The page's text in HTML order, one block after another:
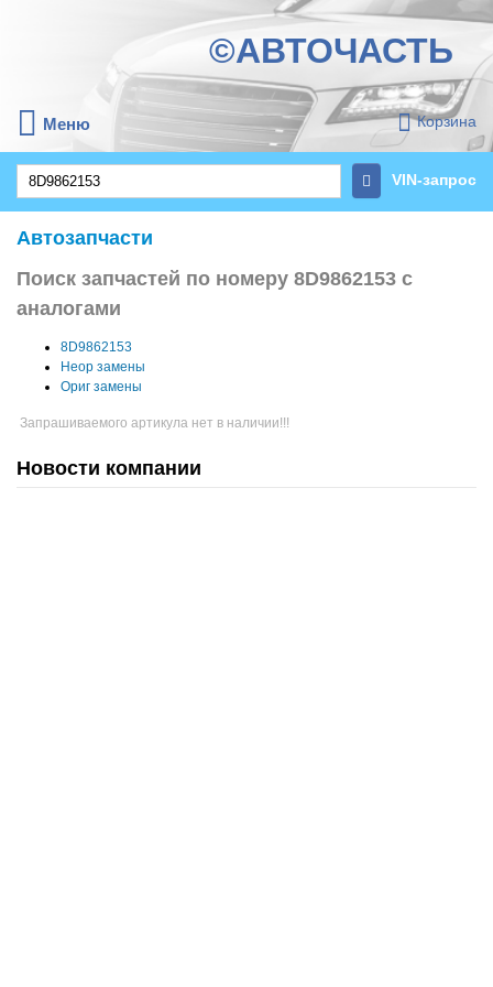
©АВТОЧАСТЬ
Меню Корзина
VIN-запрос
Автозапчасти
Поиск запчастей по номеру 8D9862153 с
аналогами
8D9862153
Неор замены
Ориг замены
Запрашиваемого артикула нет в наличии!!!
Новости компании